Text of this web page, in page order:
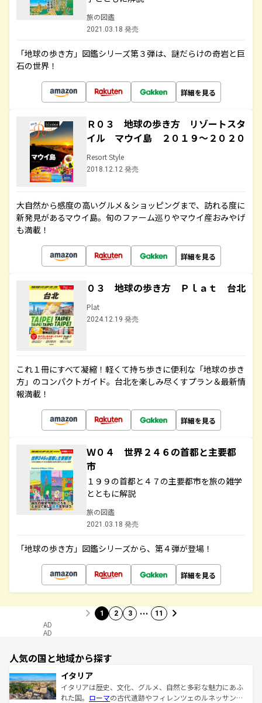
旅の図鑑
2021.03.18 発売
「地球の歩き方」図鑑シリーズ第３弾は、謎だらけの奇岩と巨
石の世界！
詳細を見る
Ｒ０３ 地球の歩き方 リゾートスタ
イル マウイ島 ２０１９～２０２０
Resort Style
2018.12.12 発売
大自然から感度の高いグルメ＆ショッピングまで、訪れる度に
新発見があるマウイ島。旬のファーム巡りやマウイ産おみやげ
も満載！
詳細を見る
０３ 地球の歩き方 Ｐｌａｔ 台北
Plat
2024.12.19 発売
これ１冊にすべて凝縮！軽くて持ち歩きに便利な「地球の歩き
方」のコンパクトガイド。台北を楽しみ尽くすプラン＆最新情
報満載！
詳細を見る
Ｗ０４ 世界２４６の首都と主要都
市
１９９の首都と４７の主要都市を旅の雑学
とともに解説
旅の図鑑
2021.03.18 発売
「地球の歩き方」図鑑シリーズから、第４弾が登場！
詳細を見る
1 2 3 … 11
AD
AD
人気の国と地域から探す
イタリア
イタリアは歴史、文化、グルメ、自然と多彩な魅力にあふ
れた国。 ローマの古代遺跡やフィレンツェのルネッサンス